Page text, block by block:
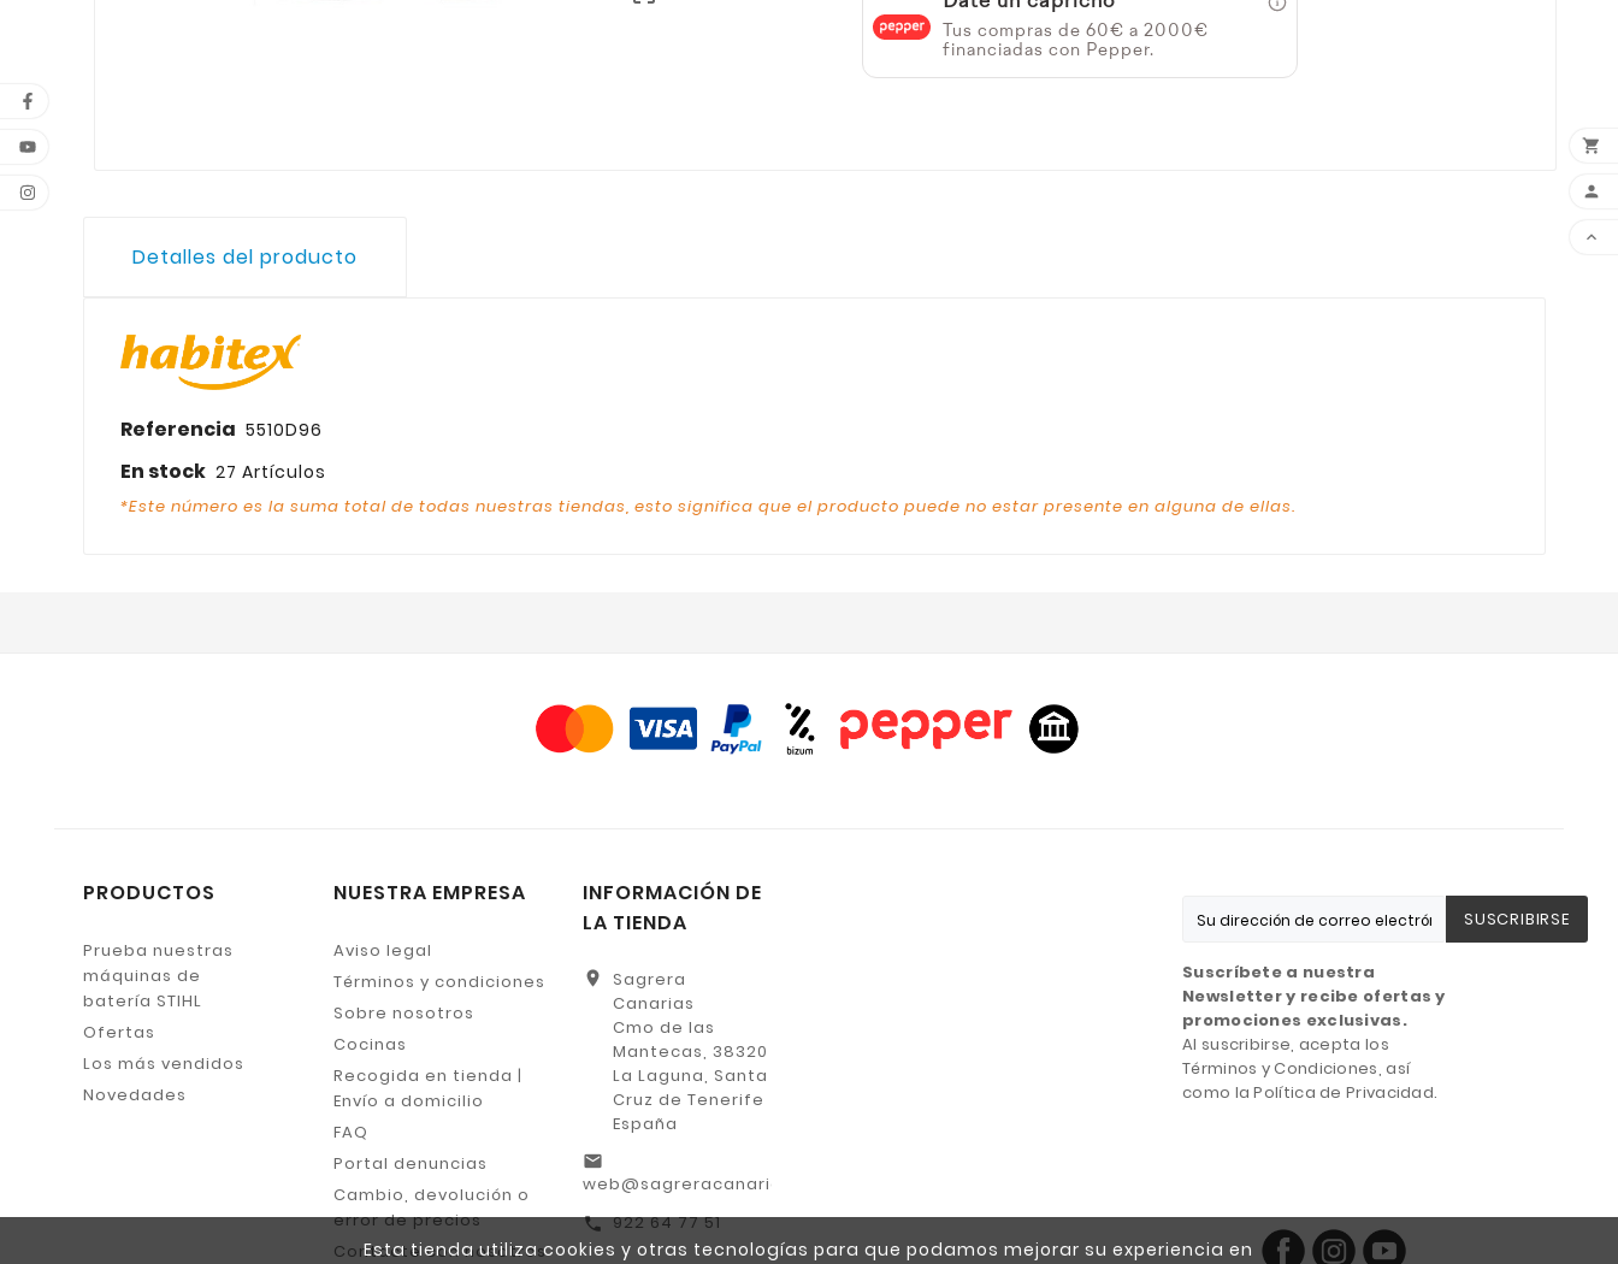
Esta tienda utiliza cookies y otras tecnologías para que podamos mejorar su experiencia en
Tus compras de 60€ a 2000€
financiadas con Pepper.
Detalles del producto
Referencia 5510D96
En stock 27 Artículos
*Este número es la suma total de todas nuestras tiendas, esto significa que el producto puede no estar presente en alguna de ellas.
PRODUCTOS
Prueba nuestras
máquinas de
batería STIHL
Ofertas
Los más vendidos
Novedades
NUESTRA EMPRESA
Aviso legal
Términos y condiciones
Sobre nosotros
Cocinas
Recogida en tienda |
Envío a domicilio
FAQ
Portal denuncias
Cambio, devolución o
error de precios
Contacte con nosotros
INFORMACIÓN DE
LA TIENDA
location_on
Sagrera
Canarias
Cmo de las
Mantecas, 38320
La Laguna, Santa
Cruz de Tenerife
España
email
web@sagreracanarias.es
call 922 64 77 51
SUSCRIBIRSE
Suscríbete a nuestra
Newsletter y recibe ofertas y
promociones exclusivas.
Al suscribirse, acepta los
Términos y Condiciones, así
como la Política de Privacidad.


